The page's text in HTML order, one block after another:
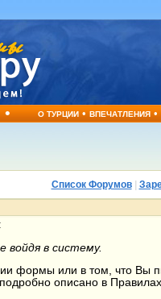
• О ТУРЦИИ•ВПЕЧАТЛЕНИЯ•
Список Форумов|
в систему.
формы или в том, что Вы
описано в